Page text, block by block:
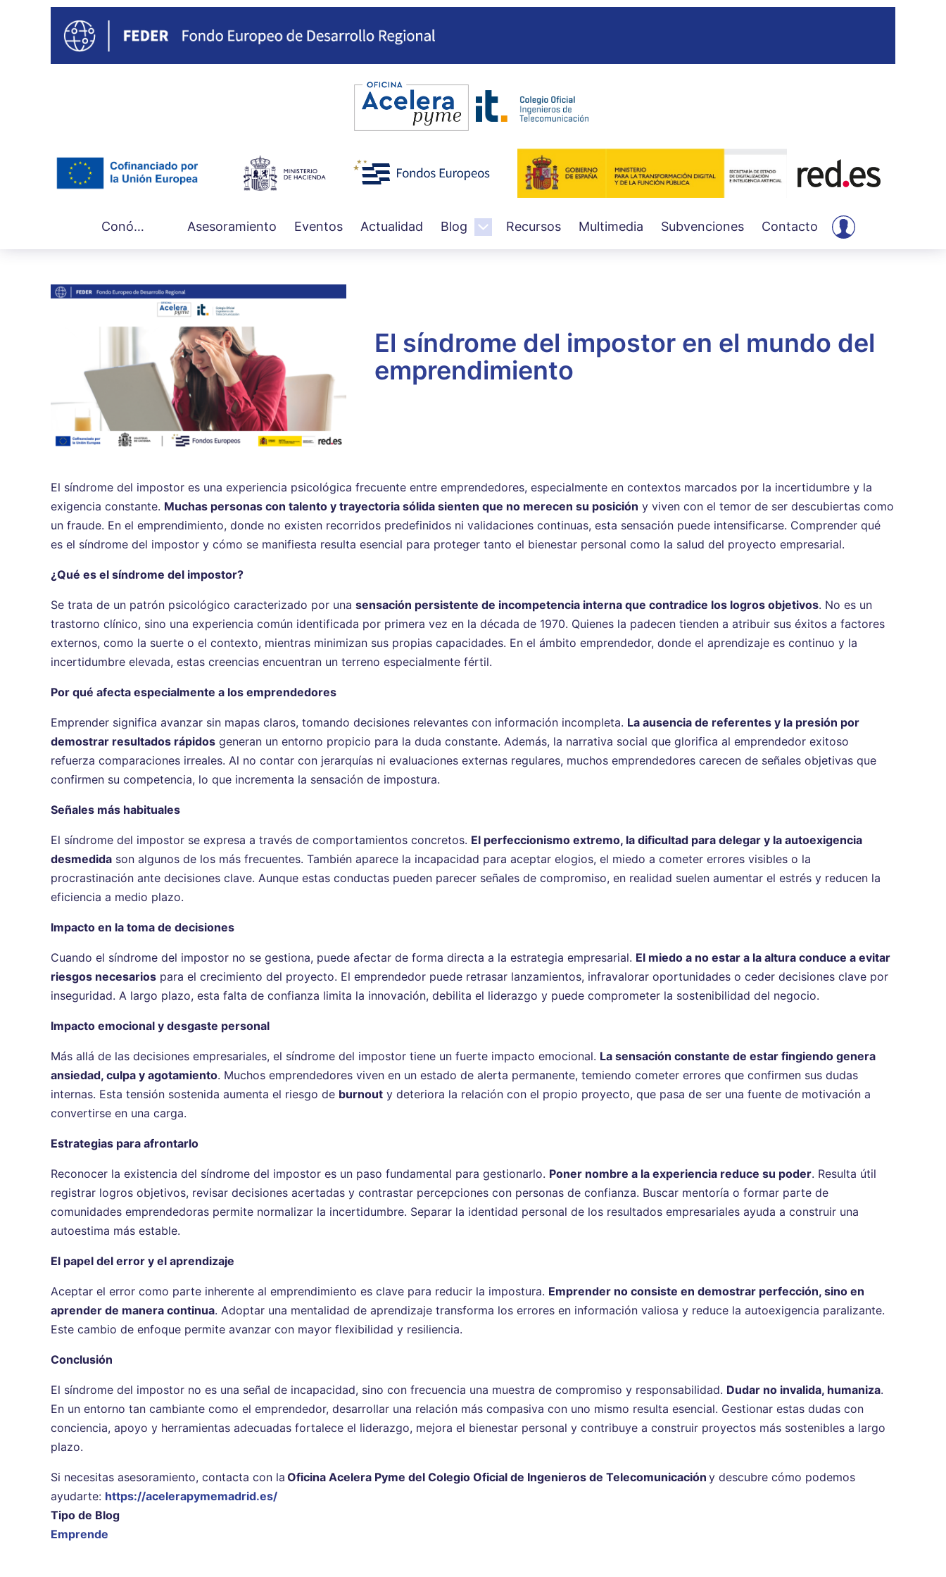
Pasar
principal
MainConócenos Asesoramiento Eventos Actualidad Blog Recursos Multimedia Subvenciones Contacto
User
account
El síndrome del impostor en el mundo del
emprendimiento
El síndrome del impostor es una experiencia psicológica frecuente entre emprendedores, especialmente en contextos marcados por la incertidumbre y la
exigencia constante. Muchas personas con talento y trayectoria sólida sienten que no merecen su posición y viven con el temor de ser descubiertas como
un fraude. En el emprendimiento, donde no existen recorridos predefinidos ni validaciones continuas, esta sensación puede intensificarse. Comprender qué
es el síndrome del impostor y cómo se manifiesta resulta esencial para proteger tanto el bienestar personal como la salud del proyecto empresarial.
¿Qué es el síndrome del impostor?
Se trata de un patrón psicológico caracterizado por una sensación persistente de incompetencia interna que contradice los logros objetivos. No es un
trastorno clínico, sino una experiencia común identificada por primera vez en la década de 1970. Quienes la padecen tienden a atribuir sus éxitos a factores
externos, como la suerte o el contexto, mientras minimizan sus propias capacidades. En el ámbito emprendedor, donde el aprendizaje es continuo y la
incertidumbre elevada, estas creencias encuentran un terreno especialmente fértil.
Por qué afecta especialmente a los emprendedores
Emprender significa avanzar sin mapas claros, tomando decisiones relevantes con información incompleta. La ausencia de referentes y la presión por
demostrar resultados rápidos generan un entorno propicio para la duda constante. Además, la narrativa social que glorifica al emprendedor exitoso
refuerza comparaciones irreales. Al no contar con jerarquías ni evaluaciones externas regulares, muchos emprendedores carecen de señales objetivas que
confirmen su competencia, lo que incrementa la sensación de impostura.
Señales más habituales
El síndrome del impostor se expresa a través de comportamientos concretos. El perfeccionismo extremo, la dificultad para delegar y la autoexigencia
desmedida son algunos de los más frecuentes. También aparece la incapacidad para aceptar elogios, el miedo a cometer errores visibles o la
procrastinación ante decisiones clave. Aunque estas conductas pueden parecer señales de compromiso, en realidad suelen aumentar el estrés y reducen la
eficiencia a medio plazo.
Impacto en la toma de decisiones
Cuando el síndrome del impostor no se gestiona, puede afectar de forma directa a la estrategia empresarial. El miedo a no estar a la altura conduce a evitar
riesgos necesarios para el crecimiento del proyecto. El emprendedor puede retrasar lanzamientos, infravalorar oportunidades o ceder decisiones clave por
inseguridad. A largo plazo, esta falta de confianza limita la innovación, debilita el liderazgo y puede comprometer la sostenibilidad del negocio.
Impacto emocional y desgaste personal
Más allá de las decisiones empresariales, el síndrome del impostor tiene un fuerte impacto emocional. La sensación constante de estar fingiendo genera
ansiedad, culpa y agotamiento. Muchos emprendedores viven en un estado de alerta permanente, temiendo cometer errores que confirmen sus dudas
internas. Esta tensión sostenida aumenta el riesgo de burnout y deteriora la relación con el propio proyecto, que pasa de ser una fuente de motivación a
convertirse en una carga.
Estrategias para afrontarlo
Reconocer la existencia del síndrome del impostor es un paso fundamental para gestionarlo. Poner nombre a la experiencia reduce su poder. Resulta útil
registrar logros objetivos, revisar decisiones acertadas y contrastar percepciones con personas de confianza. Buscar mentoría o formar parte de
comunidades emprendedoras permite normalizar la incertidumbre. Separar la identidad personal de los resultados empresariales ayuda a construir una
autoestima más estable.
El papel del error y el aprendizaje
Aceptar el error como parte inherente al emprendimiento es clave para reducir la impostura. Emprender no consiste en demostrar perfección, sino en
aprender de manera continua. Adoptar una mentalidad de aprendizaje transforma los errores en información valiosa y reduce la autoexigencia paralizante.
Este cambio de enfoque permite avanzar con mayor flexibilidad y resiliencia.
Conclusión
El síndrome del impostor no es una señal de incapacidad, sino con frecuencia una muestra de compromiso y responsabilidad. Dudar no invalida, humaniza.
En un entorno tan cambiante como el emprendedor, desarrollar una relación más compasiva con uno mismo resulta esencial. Gestionar estas dudas con
conciencia, apoyo y herramientas adecuadas fortalece el liderazgo, mejora el bienestar personal y contribuye a construir proyectos más sostenibles a largo
plazo.
Si necesitas asesoramiento, contacta con la Oficina Acelera Pyme del Colegio Oficial de Ingenieros de Telecomunicación y descubre cómo podemos
ayudarte: https://acelerapymemadrid.es/
Tipo de Blog
Emprende